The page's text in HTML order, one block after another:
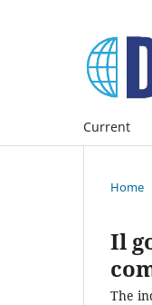
Current
Home
Il
The